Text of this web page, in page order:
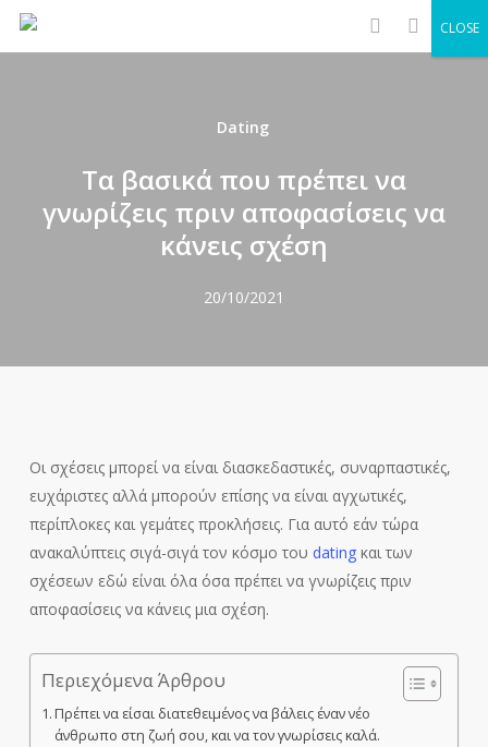
Skip
search
Dating
Τα βασικά που πρέπει να
γνωρίζεις πριν αποφασίσεις να
κάνεις σχέση
20/10/2021
Οι σχέσεις μπορεί να είναι διασκεδαστικές, συναρπαστικές,
ευχάριστες αλλά μπορούν επίσης να είναι αγχωτικές,
περίπλοκες και γεμάτες προκλήσεις. Για αυτό εάν τώρα
ανακαλύπτεις σιγά-σιγά τον κόσμο του datingκαι των
σχέσεων εδώ είναι όλα όσα πρέπει να γνωρίζεις πριν
αποφασίσεις να κάνεις μια σχέση.
Περιεχόμενα Άρθρου
Πρέπει να είσαι διατεθειμένος να βάλεις έναν νέο
άνθρωπο στη ζωή σου, και να τον γνωρίσεις καλά.
CLOSE